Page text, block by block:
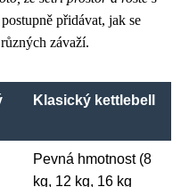
přidávat, jak se
závaží.
Klasický kettlebell
Pevná hmotnost (8
kg, 12 kg, 16 kg